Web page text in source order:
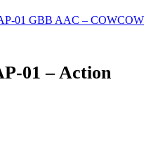
01 GBB AAC – COWCOW
01 – Action